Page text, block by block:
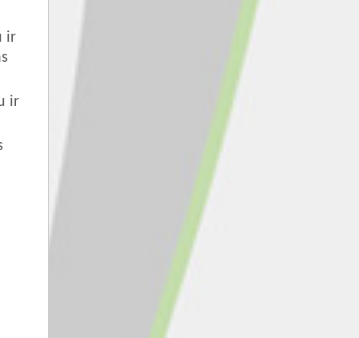
ir
ir